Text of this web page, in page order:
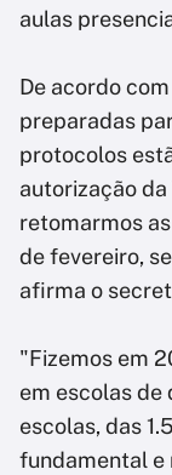
aulas
De acordo
preparadas
protocolos
autorização
retomarmos
de fevereiro,
afirma o
"Fizemos em
em escolas de
escolas, das
fundamental e